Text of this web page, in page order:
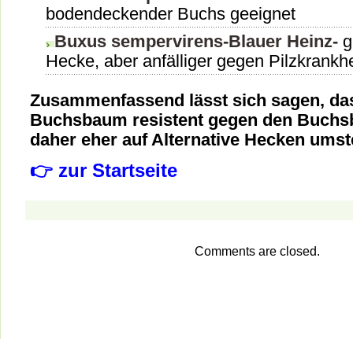
bodendeckender Buchs geeignet
Buxus sempervirens-Blauer Heinz-
Hecke, aber anfälliger gegen
Zusammenfassend lässt sich sagen,
Buchsbaum resistent gegen den
daher eher auf Alternative Hecken
👉 zur Startseite
Comments are closed.